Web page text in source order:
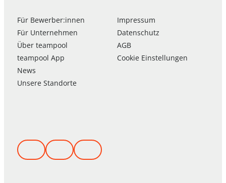
Für Bewerber:innen
Für Unternehmen
Überteampool
teampool App
News
Unsere Standorte
Impressum
Datenschutz
AGB
Cookie Einstellungen